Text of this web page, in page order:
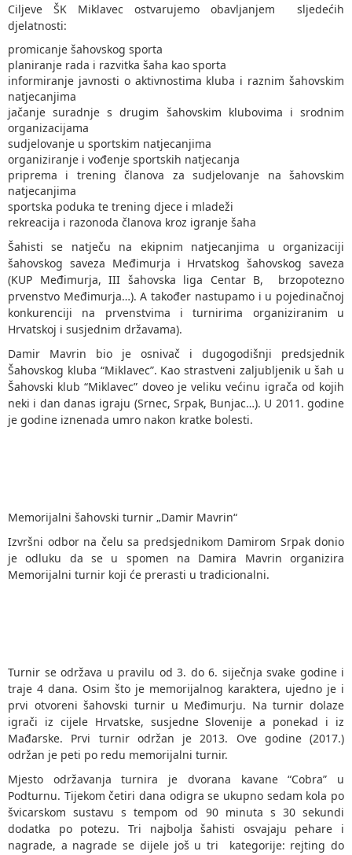
Ciljeve ŠK Miklavec ostvarujemo obavljanjem sljedećih
djelatnosti:
promicanje šahovskog sporta
planiranje rada i razvitka šaha kao sporta
informiranje javnosti o aktivnostima kluba i raznim šahovskim
natjecanjima
jačanje suradnje s drugim šahovskim klubovima i srodnim
organizacijama
sudjelovanje u sportskim natjecanjima
organiziranje i vođenje sportskih natjecanja
priprema i trening članova za sudjelovanje na šahovskim
natjecanjima
sportska poduka te trening djece i mladeži
rekreacija i razonoda članova kroz igranje šaha
Šahisti se natječu na ekipnim natjecanjima u organizaciji
šahovskog saveza Međimurja i Hrvatskog šahovskog saveza
(KUP Međimurja, III šahovska liga Centar B, brzopotezno
prvenstvo Međimurja…). A također nastupamo i u pojedinačnoj
konkurenciji na prvenstvima i turnirima organiziranim u
Hrvatskoj i susjednim državama).
Damir Mavrin bio je osnivač i dugogodišnji predsjednik
Šahovskog kluba “Miklavec”. Kao strastveni zaljubljenik u šah u
Šahovski klub “Miklavec” doveo je veliku većinu igrača od kojih
neki i dan danas igraju (Srnec, Srpak, Bunjac…). U 2011. godine
je godine iznenada umro nakon kratke bolesti.
Memorijalni šahovski turnir „Damir Mavrin“
Izvršni odbor na čelu sa predsjednikom Damirom Srpak donio
je odluku da se u spomen na Damira Mavrin organizira
Memorijalni turnir koji će prerasti u tradicionalni.
Turnir se održava u pravilu od 3. do 6. siječnja svake godine i
traje 4 dana. Osim što je memorijalnog karaktera, ujedno je i
prvi otvoreni šahovski turnir u Međimurju. Na turnir dolaze
igrači iz cijele Hrvatske, susjedne Slovenije a ponekad i iz
Mađarske. Prvi turnir održan je 2013. Ove godine (2017.)
održan je peti po redu memorijalni turnir.
Mjesto održavanja turnira je dvorana kavane “Cobra” u
Podturnu. Tijekom četiri dana odigra se ukupno sedam kola po
švicarskom sustavu s tempom od 90 minuta s 30 sekundi
dodatka po potezu. Tri najbolja šahisti osvajaju pehare i
nagrade, a nagrade se dijele još u tri kategorije: rejting do